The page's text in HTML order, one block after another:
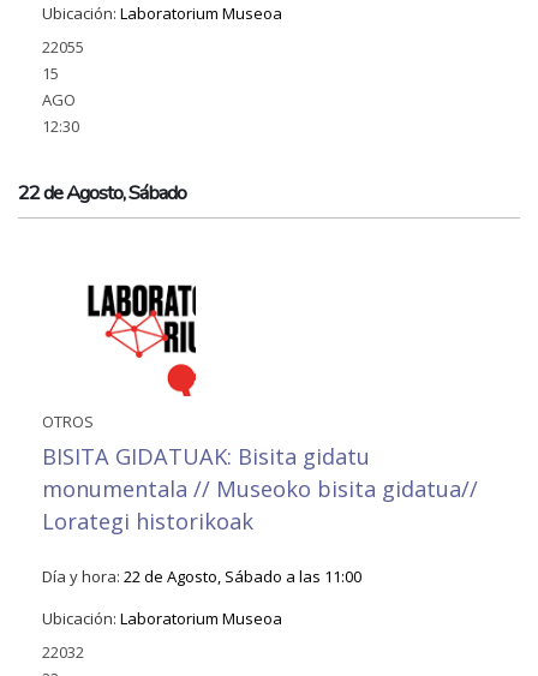
Ubicación: Laboratorium Museoa
22055
15
AGO
12:30
22 de Agosto, Sábado
OTROS
BISITA GIDATUAK: Bisita gidatu
monumentala // Museoko bisita gidatua//
Lorategi historikoak
Día y hora: 22 de Agosto, Sábado a las 11:00
Ubicación: Laboratorium Museoa
22032